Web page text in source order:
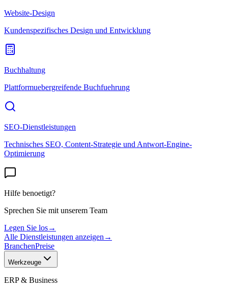
Website-Design
Kundenspezifisches Design und Entwicklung
Buchhaltung
Plattformuebergreifende Buchfuehrung
SEO-Dienstleistungen
Technisches SEO, Content-Strategie und Antwort-Engine-
Optimierung
Hilfe benoetigt?
Sprechen Sie mit unserem Team
Legen Sie los→
Alle Dienstleistungen anzeigen →
BranchenPreise
Werkzeuge
ERP & Business